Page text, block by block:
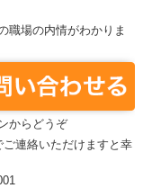
職場の内情がわかりま
からどうぞ
連絡いただけますと幸